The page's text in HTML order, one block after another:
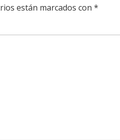
están marcados con *